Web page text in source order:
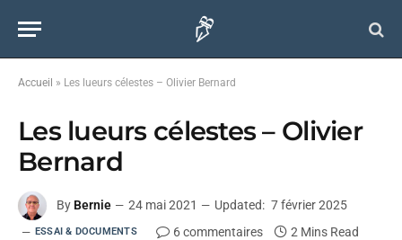
Accueil » Les lueurs célestes – Olivier Bernard
Les lueurs célestes – Olivier
Bernard
By Bernie 24 mai 2021 Updated: 7 février 2025
ESSAI & DOCUMENTS 6 commentaires 2 Mins Read